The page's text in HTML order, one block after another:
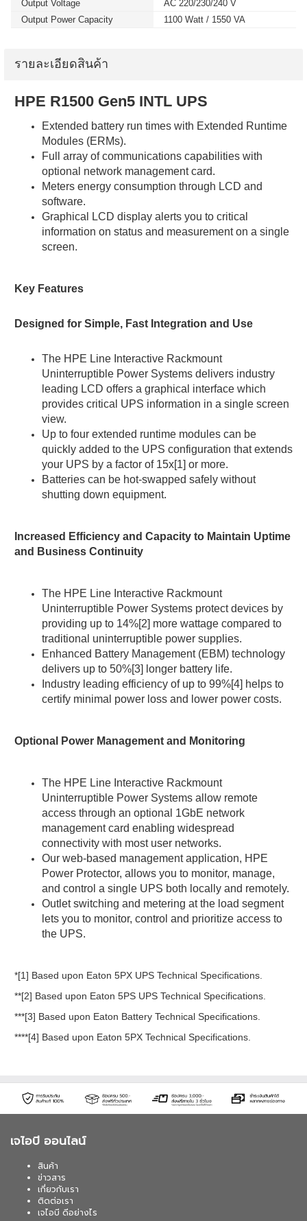
Output Voltage
AC 220/230/240 V
Output Power Capacity
1100 Watt / 1550 VA
รายละเอียดสินค้า
HPE R1500 Gen5 INTL UPS
Extended battery run times with Extended Runtime
Modules (ERMs).
Full array of communications capabilities with
optional network management card.
Meters energy consumption through LCD and
software.
Graphical LCD display alerts you to critical
information on status and measurement on a single
screen.
Key Features
Designed for Simple, Fast Integration and Use
The HPE Line Interactive Rackmount
Uninterruptible Power Systems delivers industry
leading LCD offers a graphical interface which
provides critical UPS information in a single screen
view.
Up to four extended runtime modules can be
quickly added to the UPS configuration that extends
your UPS by a factor of 15x[1] or more.
Batteries can be hot-swapped safely without
shutting down equipment.
Increased Efficiency and Capacity to Maintain Uptime
and Business Continuity
The HPE Line Interactive Rackmount
Uninterruptible Power Systems protect devices by
providing up to 14%[2] more wattage compared to
traditional uninterruptible power supplies.
Enhanced Battery Management (EBM) technology
delivers up to 50%[3] longer battery life.
Industry leading efficiency of up to 99%[4] helps to
certify minimal power loss and lower power costs.
Optional Power Management and Monitoring
The HPE Line Interactive Rackmount
Uninterruptible Power Systems allow remote
access through an optional 1GbE network
management card enabling widespread
connectivity with most user networks.
Our web-based management application, HPE
Power Protector, allows you to monitor, manage,
and control a single UPS both locally and remotely.
Outlet switching and metering at the load segment
lets you to monitor, control and prioritize access to
the UPS.
*[1] Based upon Eaton 5PX UPS Technical Specifications.
**[2] Based upon Eaton 5PS UPS Technical Specifications.
***[3] Based upon Eaton Battery Technical Specifications.
****[4] Based upon Eaton 5PX Technical Specifications.
เจไอบี ออนไลน์
สินค้า
ข่าวสาร
เกี่ยวกับเรา
ติดต่อเรา
เจไอบี ดีอย่างไร